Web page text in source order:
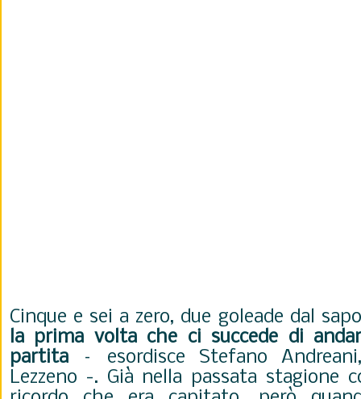
Cinque e sei a zero, due goleade dal
la prima volta che ci succede di
partita – esordisce Stefano
Lezzeno -. Già nella passata stagione